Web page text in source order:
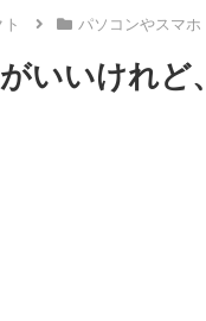
パソコンやスマホ
いいけれど